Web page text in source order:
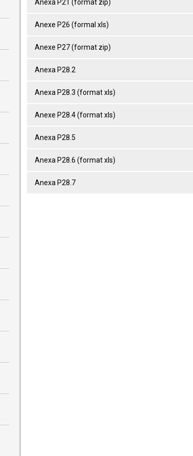
Anexa P21 (format zip)
Anexe P26 (formal xls)
Anexe P27 (format zip)
Anexa P28.2
Anexa P28.3 (format xls)
Anexe P28.4 (format xls)
Anexa P28.5
Anexa P28.6 (format xls)
Anexa P28.7